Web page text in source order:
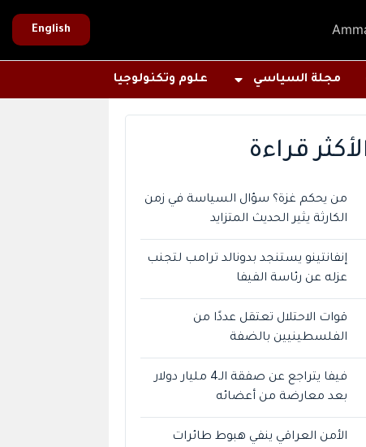
English
مجلة السياسي علوم وتكنولوجيا
قراءة
من يحكم غزة؟ سؤال السياسة في زمن
الكارثة يثير الحديث المتزايد
إنفانتينو يستنجد بدونالد ترامب لتجنب
عزله عن رئاسة الفيفا
قوات الاحتلال تعتقل عددًا من
الفلسطينيين بالضفة
فيفا يتراجع عن صفقة الـ4 مليار دولار
بعد معارضة من أعضائه
الأمن العراقي ينفي هبوط طائرات